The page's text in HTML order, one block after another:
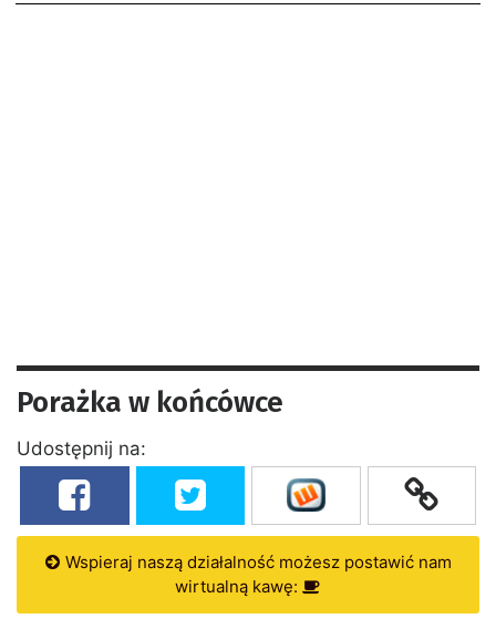
Porażka w końcówce
Udostępnij na:
Wspieraj naszą działalność możesz postawić nam
wirtualną kawę: